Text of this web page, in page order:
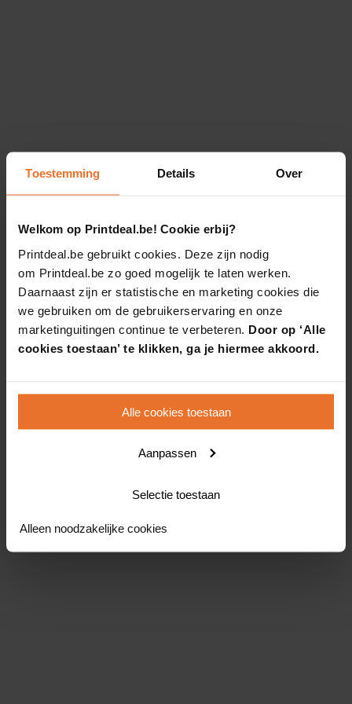
Toestemming Details Over
Welkom op Printdeal.be! Cookie erbij?
Printdeal.be gebruikt cookies. Deze zijn nodig
om Printdeal.be zo goed mogelijk te laten werken.
Daarnaast zijn er statistische en marketing cookies die
we gebruiken om de gebruikerservaring en onze
marketinguitingen continue te verbeteren. Door op ‘Alle
cookies toestaan’ te klikken, ga je hiermee akkoord.
Alle cookies toestaan
Aanpassen
Selectie toestaan
Alleen noodzakelijke cookies